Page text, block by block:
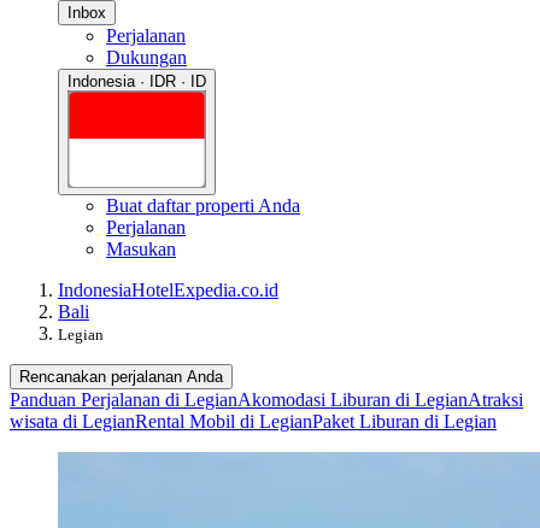
Inbox
Perjalanan
Dukungan
Indonesia · IDR · ID
Buat daftar properti Anda
Perjalanan
Masukan
IndonesiaHotelExpedia.co.id
Bali
Legian
Rencanakan perjalanan Anda
Panduan Perjalanan di LegianAkomodasi Liburan di LegianAtraksi
wisata di LegianRental Mobil di LegianPaket Liburan di Legian